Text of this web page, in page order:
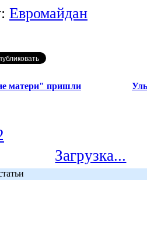
Евромайдан
матери" пришли
Загрузка...